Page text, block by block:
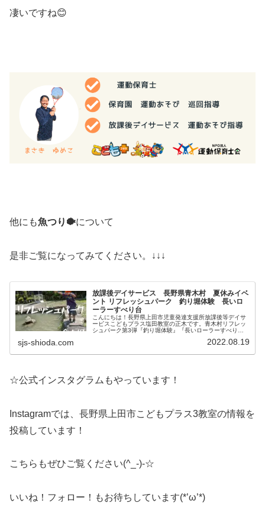
凄いですね😊
他にも魚つり🐡について
是非ご覧になってみてください。↓↓↓
放課後デイサービス 長野県青木村 夏休みイベ
ント リフレッシュパーク 釣り堀体験 長いロ
ーラーすべり台
こんにちは！長野県上田市児童発達支援所放課後等デイサ
ービスこどもプラス塩田教室の正木です。青木村リフレッ
シュパーク第3弾『釣り堀体験』『長いローラーすべり
sjs-shioda.com 2022.08.19
☆公式インスタグラムもやっています！
Instagramでは、長野県上田市こどもプラス3教室の情報を
投稿しています！
こちらもぜひご覧ください(^_-)-☆
いいね！フォロー！もお待ちしています(*’ω’*)